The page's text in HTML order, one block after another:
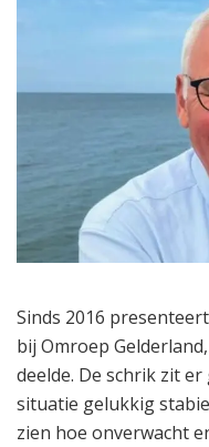
Sinds 2016
bij Omroep
deelde. De schrik zit
situatie gelukkig
zien hoe onverwacht